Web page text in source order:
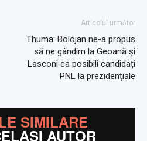
Articolul următor
Thuma: Bolojan ne-a propus
să ne gândim la Geoană și
Lasconi ca posibili candidați
PNL la prezidențiale
SIMILARE
AUTOR